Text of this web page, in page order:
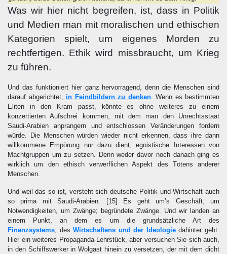
Was wir hier nicht begreifen, ist, dass in Politik
und Medien man mit moralischen und ethischen
Kategorien spielt, um eigenes Morden zu
rechtfertigen. Ethik wird missbraucht, um Krieg
zu führen.
Und das funktioniert hier ganz hervorragend, denn die Menschen sind
darauf abgerichtet, in Feindbildern zu denken. Wenn es bestimmten
Eliten in den Kram passt, könnte es ohne weiteres zu einem
konzertierten Aufschrei kommen, mit dem man den Unrechtsstaat
Saudi-Arabien anprangern und entschlossen Veränderungen fordern
würde. Die Menschen würden wieder nicht erkennen, dass ihre dann
willkommene Empörung nur dazu dient, egoistische Interessen von
Machtgruppen um zu setzen. Denn weder davor noch danach ging es
wirklich um den ethisch verwerflichen Aspekt des Tötens anderer
Menschen.
Und weil das so ist, versteht sich deutsche Politik und Wirtschaft auch
so prima mit Saudi-Arabien.
[15]
Es geht um’s Geschäft, um
Notwendigkeiten, um Zwänge; begründete Zwänge. Und wir landen an
einem Punkt, an dem es um die grundsätzliche Art des
Finanzsystems, desWirtschaftens und der Ideologiedahinter geht.
Hier ein weiteres Propaganda-Lehrstück, aber versuchen Sie sich auch,
in den Schiffswerker in Wolgast hinein zu versetzen, der mit dem dicht